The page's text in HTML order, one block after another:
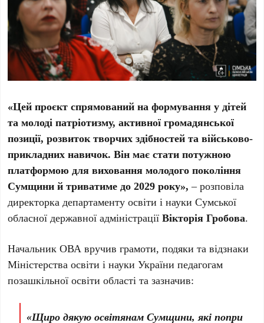
«Цей проєкт спрямований на формування у дітей
та молоді патріотизму, активної громадянської
позиції, розвиток творчих здібностей та військово-
прикладних навичок. Він має стати потужною
платформою для виховання молодого покоління
Сумщини й триватиме до 2029 року», –розповіла
директорка департаменту освіти і науки Сумської
обласної державної адміністраціїВікторія Гробова.
Начальник ОВА вручив грамоти, подяки та відзнаки
Міністерства освіти і науки України педагогам
позашкільної освіти області та зазначив:
«Щиро дякую освітянам Сумщини, які попри